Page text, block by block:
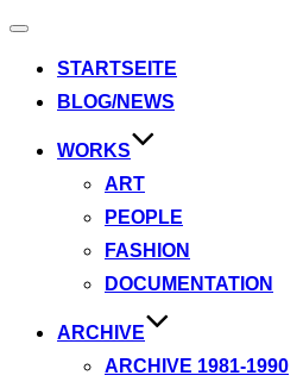
Navigation
STARTSEITE
BLOG/NEWS
WORKS
ART
PEOPLE
FASHION
DOCUMENTATION
ARCHIVE
ARCHIVE 1981-1990